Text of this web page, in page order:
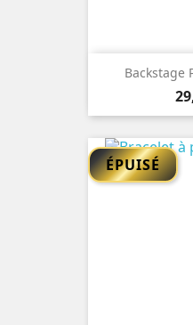
Backstage
ÉPUISÉ